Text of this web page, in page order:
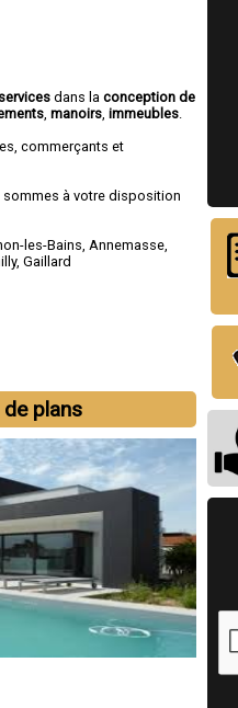
services dans laconception de
,manoirs,immeubles.
commerçants et
à votre disposition
les-Bains,Annemasse,
,Gaillard
plans